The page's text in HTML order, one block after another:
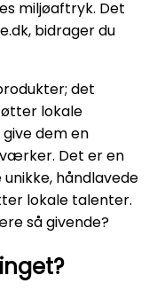
miljøaftryk. Det
bidrager du
det
lokale
dem en
Det er en
håndlavede
lokale talenter.
så givende?